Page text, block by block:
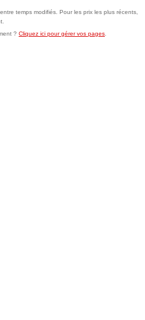
temps modifiés. Pour les prix les plus récents,
? Cliquez ici pour gérer vos pages